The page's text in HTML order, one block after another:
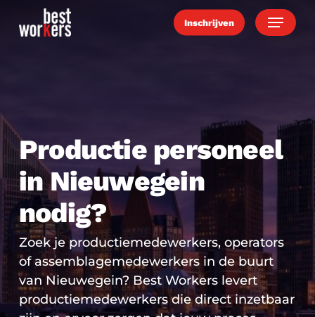
Inschrijven Menu
Productie personeel
in Nieuwegein
nodig?
Zoek je productiemedewerkers, operators
of assemblagemedewerkers in de buurt
van Nieuwegein? Best Workers levert
productiemedewerkers die direct inzetbaar